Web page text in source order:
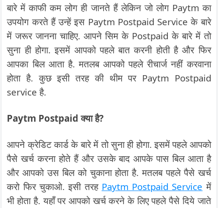
बारे में काफी कम लोग ही जानते हैं लेकिन जो लोग Paytm का
उपयोग करते हैं उन्हें इस Paytm Postpaid Service के बारे
में जरूर जानना चाहिए. आपने सिम के Postpaid के बारे में तो
सुना ही होगा. इसमें आपको पहले बात करनी होती है और फिर
आपका बिल आता है. मतलब आपको पहले रीचार्ज नहीं करवाना
होता है. कुछ इसी तरह की थीम पर Paytm Postpaid
service है.
Paytm Postpaid क्या है?
आपने क्रेडिट कार्ड के बारे में तो सुना ही होगा. इसमें पहले आपको
पैसे खर्च करना होते हैं और उसके बाद आपके पास बिल आता है
और आपको उस बिल को चुकाना होता है. मतलब पहले पैसे खर्च
करो फिर चुकाओ. इसी तरह Paytm Postpaid Service में
भी होता है. यहाँ पर आपको खर्च करने के लिए पहले पैसे दिये जाते